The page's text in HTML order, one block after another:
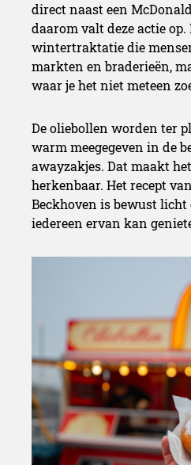
direct naast een
daarom valt deze actie op.
wintertraktatie die
markten en braderieën,
waar je het niet meteen
De oliebollen worden ter
warm meegegeven in de
awayzakjes. Dat maakt
herkenbaar. Het recept
Beckhoven is bewust licht
iedereen ervan kan